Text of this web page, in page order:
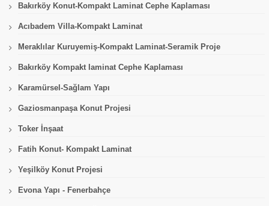
Bakırköy Konut-Kompakt Laminat Cephe Kaplaması
Acıbadem Villa-Kompakt Laminat
Meraklılar Kuruyemiş-Kompakt Laminat-Seramik Proje
Bakırköy Kompakt laminat Cephe Kaplaması
Karamürsel-Sağlam Yapı
Gaziosmanpaşa Konut Projesi
Toker İnşaat
Fatih Konut- Kompakt Laminat
Yeşilköy Konut Projesi
Evona Yapı - Fenerbahçe